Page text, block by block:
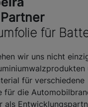
für
wir uns nicht
für verschiedene
für die
als